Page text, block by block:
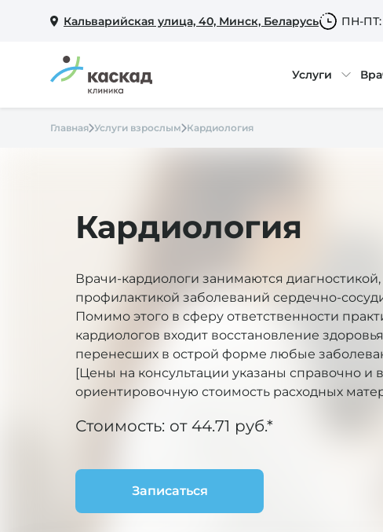
Кальварийская улица, 40, Минск, Беларусь ПН-ПТ:
Услуги
Главная Услуги взрослым Кардиология
Кардиология
Врачи-кардиологи занимаются
профилактикой заболеваний сердечно-
Помимо этого в сферу ответственности
кардиологов входит восстановление
перенесших в острой форме любые
[Цены на консультации указаны справочно и
ориентировочную стоимость расходных
Стоимость: от 44.71 руб.*
Записаться